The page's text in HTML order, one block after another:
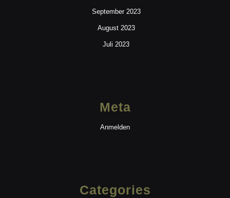
September 2023
August 2023
Juli 2023
Meta
Anmelden
Categories